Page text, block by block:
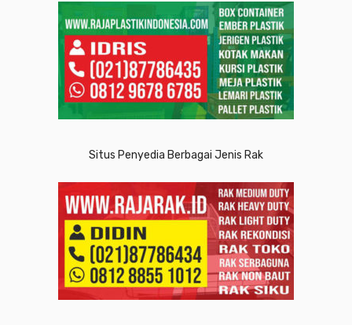
Situs Penyedia Berbagai Jenis Rak